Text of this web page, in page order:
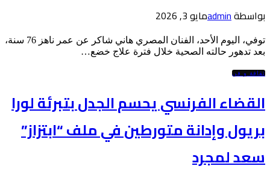
بواسطةadminمايو 3, 2026
توفي، اليوم الأحد، الفنان المصري هاني شاكر عن عمر ناهز 76 سنة،
بعد تدهور حالته الصحية خلال فترة علاج خضع…
ثقافة و فن
القضاء الفرنسي يحسم الجدل بتبرئة لورا
بريول وإدانة متورطين في ملف “ابتزاز”
سعد لمجرد